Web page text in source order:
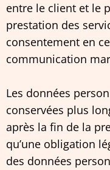
entre le client et le
prestation des
consentement en
communication
Les données
conservées plus
après la fin de la
qu’une obligation
des données